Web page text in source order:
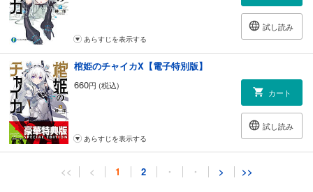
試し読み
あらすじを表示する
棺姫のチャイカX【電子特別版】
660円 (税込)
カート
試し読み
あらすじを表示する
棺姫のチャイカXI【電子特別版】
<< < 1 2 ・ ・ > >>